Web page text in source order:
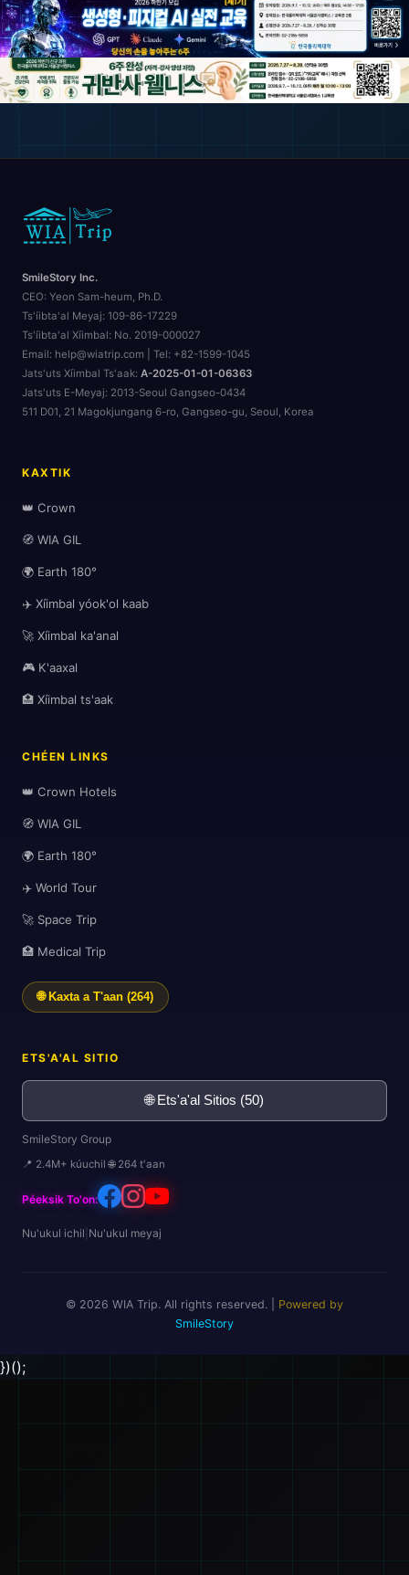
SmileStory Inc.
CEO: Yeon Sam-heum, Ph.D.
Ts'íibta'al Meyaj: 109-86-17229
Ts'íibta'al Xíimbal: No. 2019-000027
Email: help@wiatrip.com | Tel: +82-1599-1045
Jats'uts Xíimbal Ts'aak: A-2025-01-01-06363
Jats'uts E-Meyaj: 2013-Seoul Gangseo-0434
511 D01, 21 Magokjungang 6-ro, Gangseo-gu, Seoul, Korea
KAXTIK
👑 Crown
🧭 WIA GIL
🌍 Earth 180°
✈️ Xíimbal yóok'ol kaab
🚀 Xíimbal ka'anal
🎮 K'aaxal
🏥 Xíimbal ts'aak
CHÉEN LINKS
👑 Crown Hotels
🧭 WIA GIL
🌍 Earth 180°
✈️ World Tour
🚀 Space Trip
🏥 Medical Trip
🌐 Kaxta a T'aan (264)
ETS'A'AL SITIO
🌐 Ets'a'al Sitios (50)
SmileStory Group
📍 2.4M+ kúuchil 🌐 264 t'aan
Péeksik To'on:
Nu'ukul ichil Nu'ukul meyaj
© 2026 WIA Trip. All rights reserved. | Powered by
SmileStory
})();